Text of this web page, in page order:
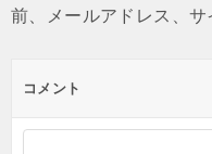
前、メールアドレス、サ
コメント